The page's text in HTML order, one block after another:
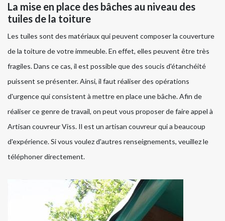
La mise en place des bâches au niveau des
tuiles de la toiture
Les tuiles sont des matériaux qui peuvent composer la couverture
de la toiture de votre immeuble. En effet, elles peuvent être très
fragiles. Dans ce cas, il est possible que des soucis d'étanchéité
puissent se présenter. Ainsi, il faut réaliser des opérations
d'urgence qui consistent à mettre en place une bâche. Afin de
réaliser ce genre de travail, on peut vous proposer de faire appel à
Artisan couvreur Viss. Il est un artisan couvreur qui a beaucoup
d'expérience. Si vous voulez d'autres renseignements, veuillez le
téléphoner directement.